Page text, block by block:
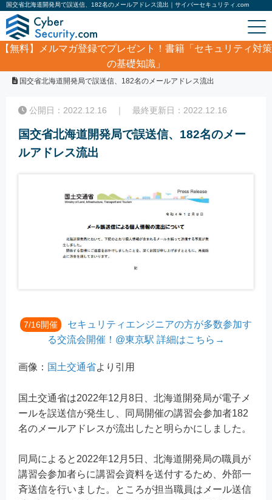
国交省北海道開発局で誤送信、182名のメールアドレス流出｜サイバーセキュリティ.com
【無料】
メルマガ登録でプレゼント！書籍「セキュリティ対策
の基礎知識」
サイバーセキュリティ・情報漏洩ニュース
国交省北海道開発局で誤送信、182名のメールアドレス流出
公開日：2022.12.16 ｜ 最終更新日：2022.12.16
国交省北海道開発局で誤送信、182名のメー
ルアドレス流出
7/16開催
セキュリティエンジニアの方が多数参加す
る交流会開催！@東京駅 詳細はこちら→
画像： 国土交通省より引用
国土交通省は2022年12月8日、北海道開発局が電子メ
ールを誤送信が発生し、同局開催の講習会参加者182
名のメールアドレスが流出したと明らかにしました。
同局によると2022年12月5日、北海道開発局の職員が
講習会参加者らに講習会資料を送付するため、外部一
斉送信を行いました。ところが担当職員はメール送信